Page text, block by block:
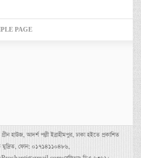
PAGE
হাউজ, আদর্শ পল্লী ইব্রাহীমপুর, ঢাকা হইতে প্রকাশিত
মুদ্রিত, ফোন: ০১৭১৪১১০৪৮৬,